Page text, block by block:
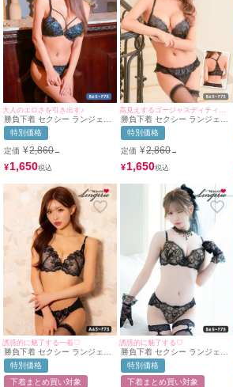
大人のエロさを引き出す♪
勝負下着 セクシー ランジェリ
ー グラデーション ゴージャス
エレガント 刺繍 クロスコード
脇高 ワイヤー ブラジャー Tバ
ックショーツ 2点セット
特別価格
定価 ¥2,860→
¥1,650
勝負下着 セクシー ランジェリ
ー エレガントレース チュール
レイヤード フロントホック ワ
イヤー ブラジャー ショーツ 2
点セット
特別価格
定価 ¥2,860→
¥1,650
誘惑的に魅了する一着♡
勝負下着 セクシー ランジェリ
ー ヌーディー フラワー刺繍 レ
ース 脇高 ワイヤー ブラジャー
ショーツ 2点セット
特別価格
下着まとめ買い対象
誘惑的に魅了する♡
勝負下着 セクシー ランジェリ
ー ヌーディー 刺繍 レース ブ
ラック 黒 脇高 ブラジャー シ
ョーツ 2点セット
特別価格
下着まとめ買い対象